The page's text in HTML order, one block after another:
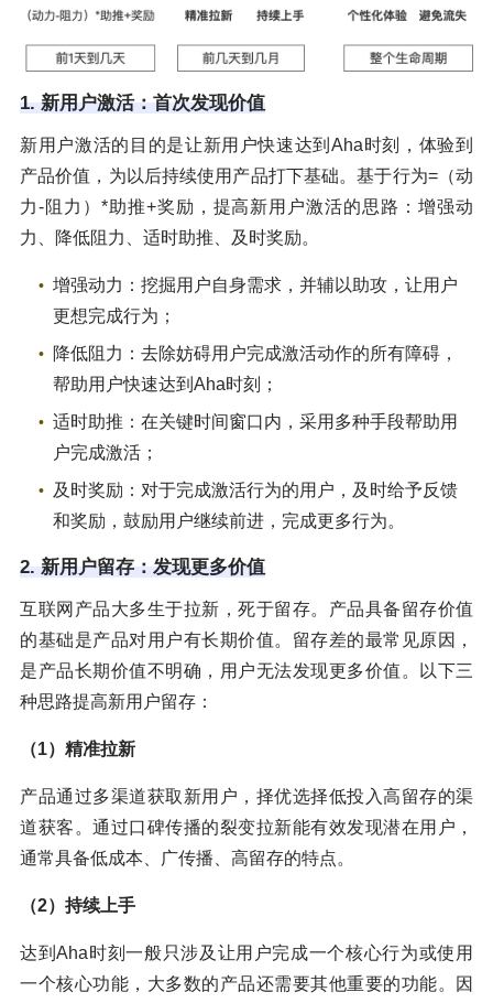
1. 新用户激活：首次发现价值
新用户激活的目的是让新用户快速达到Aha时刻，体验到
产品价值，为以后持续使用产品打下基础。基于行为=（动
力-阻力）*助推+奖励，提高新用户激活的思路：增强动
力、降低阻力、适时助推、及时奖励。
增强动力：挖掘用户自身需求，并辅以助攻，让用户
更想完成行为；
降低阻力：去除妨碍用户完成激活动作的所有障碍，
帮助用户快速达到Aha时刻；
适时助推：在关键时间窗口内，采用多种手段帮助用
户完成激活；
及时奖励：对于完成激活行为的用户，及时给予反馈
和奖励，鼓励用户继续前进，完成更多行为。
2. 新用户留存：发现更多价值
互联网产品大多生于拉新，死于留存。产品具备留存价值
的基础是产品对用户有长期价值。留存差的最常见原因，
是产品长期价值不明确，用户无法发现更多价值。以下三
种思路提高新用户留存：
（1）精准拉新
产品通过多渠道获取新用户，择优选择低投入高留存的渠
道获客。通过口碑传播的裂变拉新能有效发现潜在用户，
通常具备低成本、广传播、高留存的特点。
（2）持续上手
达到Aha时刻一般只涉及让用户完成一个核心行为或使用
一个核心功能，大多数的产品还需要其他重要的功能。因